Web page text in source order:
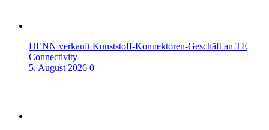
HENN verkauft Kunststoff-Konnektoren-Geschäft an TE
Connectivity
5. August 2026 0